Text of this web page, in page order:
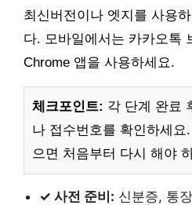
최신버전이나 엣지를 사용
다. 모바일에서는 카카오톡
Chrome 앱을 사용하세요.
체크포인트: 각 단계 완료
나 접수번호를 확인하세
으면 처음부터 다시 해야
✓ 사전 준비: 신분증, 통